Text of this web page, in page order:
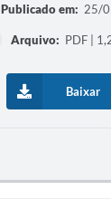
Publicado em: 25/
Arquivo: PDF |
Baixar